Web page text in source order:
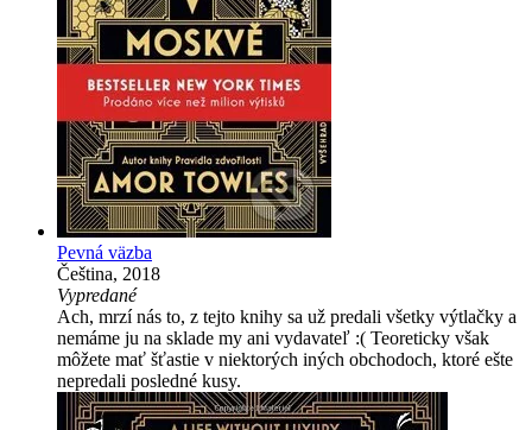
Pevná väzba
Čeština, 2018
Vypredané
Ach, mrzí nás to, z tejto knihy sa už predali všetky výtlačky a
nemáme ju na sklade my ani vydavateľ :( Teoreticky však
môžete mať šťastie v niektorých iných obchodoch, ktoré ešte
nepredali posledné kusy.